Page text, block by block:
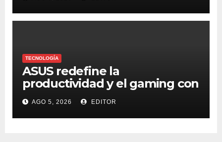
organizaciones frente al
ransomware
TECNOLOGÍA
ASUS redefine la
productividad y el gaming con
la experiencia Duo
AGO 5, 2026 EDITOR